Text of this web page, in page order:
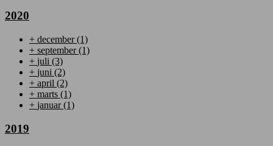
2020
+ december(1)
+ september(1)
+ juli (3)
+ juni (2)
+ april (2)
+ marts (1)
+ januar(1)
2019